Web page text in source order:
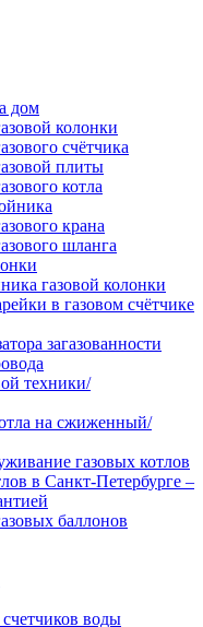
дом
колонки
счётчика
плиты
котла
крана
шланга
газовой колонки
в газовом счётчике
загазованности
техники/
на сжиженный/
газовых котлов
в Санкт-Петербурге –
баллонов
воды